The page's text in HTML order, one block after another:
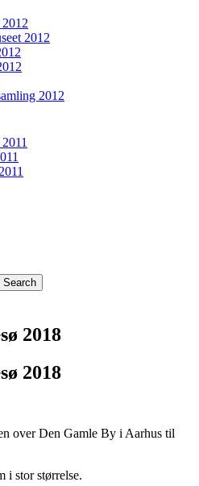
2012
2012
Search
2018
2018
over Den Gamle By i Aarhus til
i stor størrelse.